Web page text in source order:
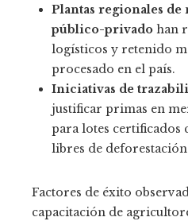
Plantas regionales
público-privado han
logísticos y retenido
procesado en el país.
Iniciativas de
justificar primas en
para lotes certificados
libres de
Factores de éxito
capacitación de